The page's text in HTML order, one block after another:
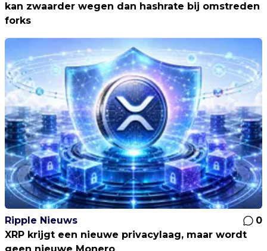
kan zwaarder wegen dan hashrate bij omstreden
forks
Ripple Nieuws
0
XRP krijgt een nieuwe privacylaag, maar wordt